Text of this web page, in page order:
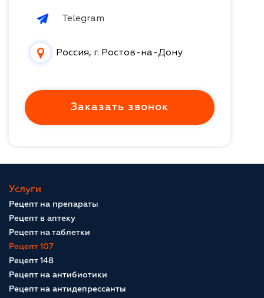
Telegram
Россия, г. Ростов-на-Дону
Заказать звонок
Услуги
Рецепт на препараты
Рецепт в аптеку
Рецепт на таблетки
Рецепт 107
Рецепт 148
Рецепт на антибиотики
Рецепт на антидепрессанты